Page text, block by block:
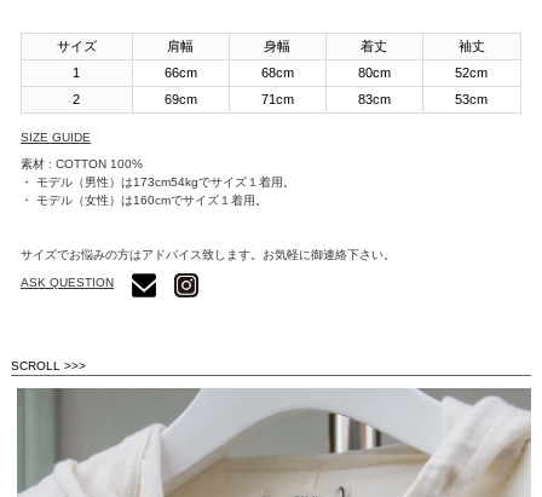
サイズ 肩幅 身幅 着丈
袖丈
1
66cm 68cm 80cm
52cm
2
69cm 71cm 83cm 53cm
SIZE GUIDE
素材 : COTTON 100%
・ モデル（男性）は173cm54kgでサイズ１着用。
・ モデル（女性）は160cmでサイズ１着用。
サイズでお悩みの方はアドバイス致します。お気軽に御連絡下さい。
ASK QUESTION
SCROLL >>>